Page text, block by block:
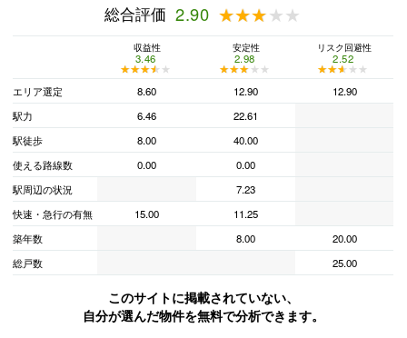
総合評価 2.90 ★★★★★
★★★★★
収益性
3.46
★★★★★
★★★★★
安定性
2.98
★★★★★
★★★★★
リスク回避性
2.52
★★★★★
★★★★★
エリア選定
8.60 12.90
12.90
駅力
6.46
22.61
駅徒歩
8.00
40.00
使える路線数
0.00
0.00
駅周辺の状況
7.23
快速・急行の有無
15.00
11.25
築年数
8.00
20.00
総戸数
25.00
このサイトに掲載されていない、
自分が選んだ物件を無料で分析できます。